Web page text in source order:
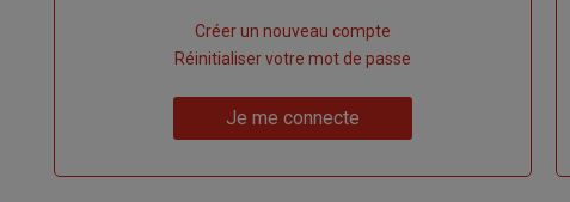
compte"
Créer un nouveau compte
Réinitialiser votre mot de passe
Je me connecte